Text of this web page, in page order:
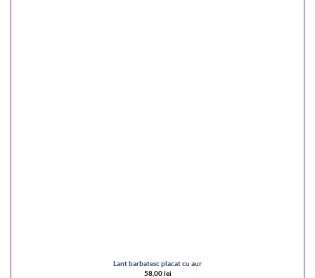
Lant barbatesc placat cu aur
58,00lei